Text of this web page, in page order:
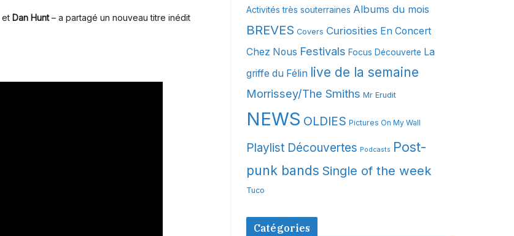
et Dan Hunt– a partagé un nouveau titre inédit
e
s
Activités très souterraines Albums du mois
BREVES Covers Curiosities En Concert
Chez Nous Festivals Focus Découverte La
griffe du Félin live de la semaine
Morrissey/The Smiths Mr Erudit
NEWS OLDIES Pictures On My Wall
Playlist Découvertes Podcasts Post-
punk bands Single of the week
Tuco
Catégories